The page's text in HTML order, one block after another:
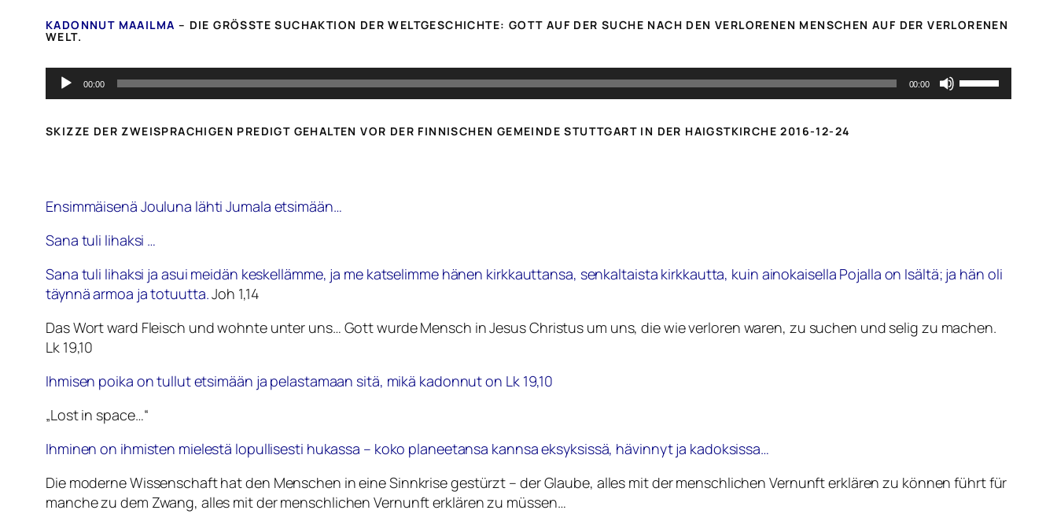
KADONNUT MAAILMA – DIE GRÖSSTE SUCHAKTION DER WELTGESCHICHTE: GOTT AUF DER SUCHE NACH DEN VERLORENEN MENSCHEN AUF DER VERLORENEN W
ELT.
Audio-
Player
00:00 00:00
Pfeiltasten
Hoch/Runter
SKIZZE DER ZWEISPRACHIGEN PREDIGT GEHALTEN VOR DER FINNISCHEN GEMEINDE STUTTGART IN DER HAIGSTKIRCHE 2016-12-24
Ensimmäisenä Jouluna lähti Jumala etsimään…
Sana tuli lihaksi …
Sana tuli lihaksi ja asui meidän keskellämme, ja me katselimme hänen kirkkauttansa, senkaltaista kirkkautta, kuin ainokaisella Pojalla on Isältä; ja hän oli
täynnä armoa ja totuutta.Joh 1,14
Das Wort ward Fleisch und wohnte unter uns… Gott wurde Mensch in Jesus Christus um uns, die wie verloren waren, zu suchen und selig zu machen.
Lk 19,10
Ihmisen poika on tullut etsimään ja pelastamaan sitä, mikä kadonnut on Lk 19,10
„Lost in space…“
Ihminen on ihmisten mielestä lopullisesti hukassa – koko planeetansa kannsa eksyksissä, hävinnyt ja kadoksissa…
Die moderne Wissenschaft hat den Menschen in eine Sinnkrise gestürzt – der Glaube, alles mit der menschlichen Vernunft erklären zu können führt für
manche zu dem Zwang, alles mit der menschlichen Vernunft erklären zu müssen…